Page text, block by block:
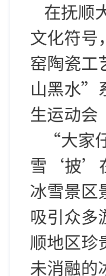
在抚顺
文化符号
窑陶瓷工
山黑水”
生运动
“大家
雪‘披’
冰雪景区
吸引众
顺地区珍
未消融的